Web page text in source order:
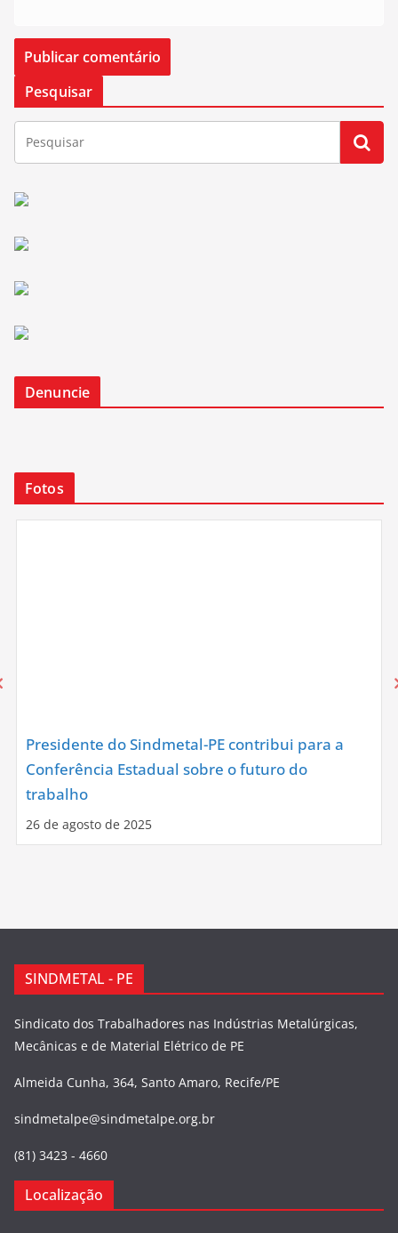
Pesquisar
Denuncie
Fotos
Presidente do Sindmetal-PE contribui para a
Conferência Estadual sobre o futuro do
trabalho
26 de agosto de 2025
SINDMETAL - PE
Sindicato dos Trabalhadores nas Indústrias Metalúrgicas,
Mecânicas e de Material Elétrico de PE
Almeida Cunha, 364, Santo Amaro, Recife/PE
sindmetalpe@sindmetalpe.org.br
(81) 3423 - 4660
Localização